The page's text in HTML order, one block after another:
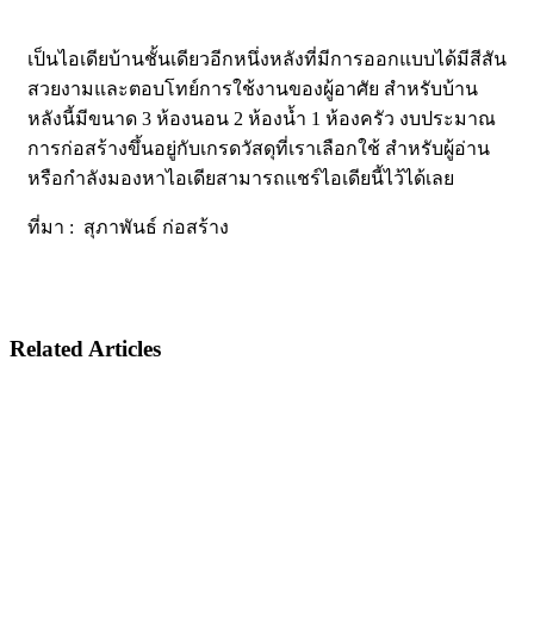
เป็นไอเดียบ้านชั้นเดียวอีกหนึ่งหลังที่มีการออกแบบได้มีสีสัน
สวยงามและตอบโทย์การใช้งานของผู้อาศัย สำหรับบ้าน
หลังนี้มีขนาด 3 ห้องนอน 2 ห้องน้ำ 1 ห้องครัว งบประมาณ
การก่อสร้างขึ้นอยู่กับเกรดวัสดุที่เราเลือกใช้ สำหรับผู้อ่าน
หรือกำลังมองหาไอเดียสามารถแชร์ไอเดียนี้ไว้ได้เลย
ที่มา : สุภาพันธ์ ก่อสร้าง
Related Articles